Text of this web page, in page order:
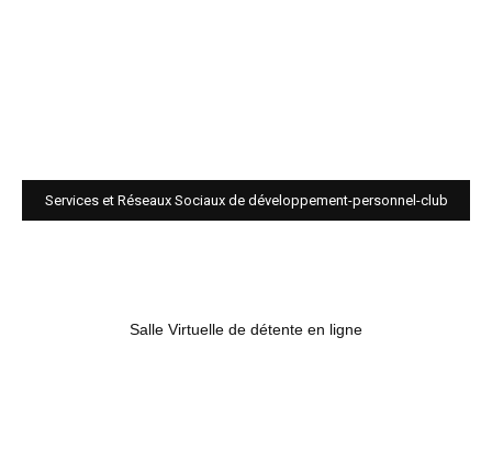
Services et Réseaux Sociaux de développement-personnel-club
Salle Virtuelle de détente en ligne